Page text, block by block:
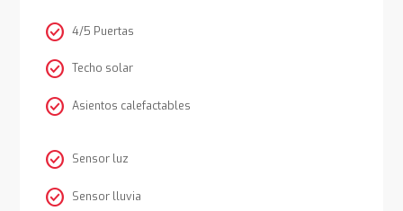
check_circle 4/5 Puertas
check_circle Techo solar
check_circle Asientos calefactables
check_circle Sensor luz
check_circle Sensor lluvia